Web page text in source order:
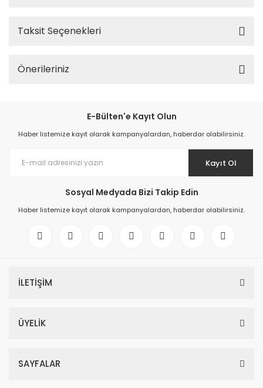
Taksit Seçenekleri
Önerileriniz
E-Bülten'e Kayıt Olun
Haber listemize kayıt olarak kampanyalardan, haberdar olabilirsiniz.
Kayıt Ol
Sosyal Medyada Bizi Takip Edin
Haber listemize kayıt olarak kampanyalardan, haberdar olabilirsiniz.
İLETİŞİM
ÜYELİK
SAYFALAR